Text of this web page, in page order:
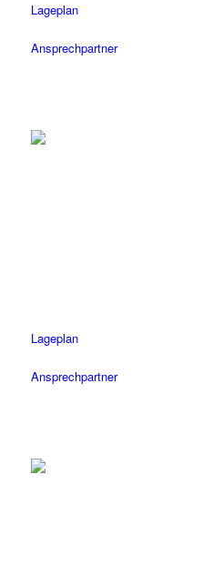
Lageplan
Ansprechpartner
Lageplan
Ansprechpartner